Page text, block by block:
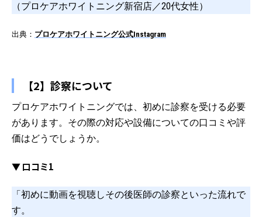
（プロケアホワイトニング新宿店／20代女性）
出典： プロケアホワイトニング公式Instagram
【2】診察について
プロケアホワイトニングでは、初めに診察を受ける必要
があります。その際の対応や設備についての口コミや評
価はどうでしょうか。
▼ 口コミ1
「初めに動画を視聴しその後医師の診察といった流れで
す。